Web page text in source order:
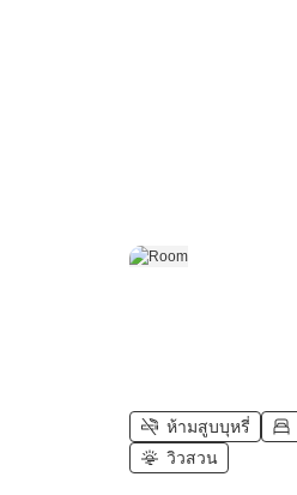
ห้ามสูบบุหรี่
วิวสวน